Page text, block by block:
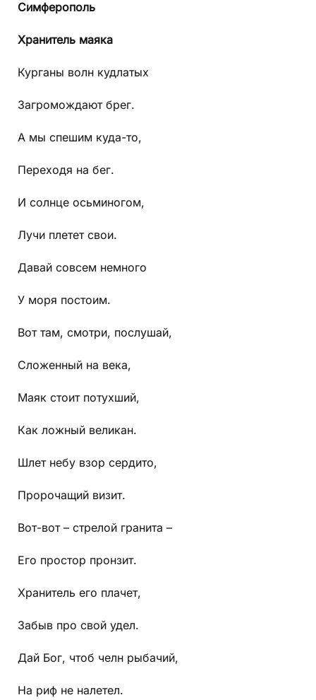
Симферополь
Хранитель маяка
Курганы волн кудлатых
Загромождают брег.
А мы спешим куда-то,
Переходя на бег.
И солнце осьминогом,
Лучи плетет свои.
Давай совсем немного
У моря постоим.
Вот там, смотри, послушай,
Сложенный на века,
Маяк стоит потухший,
Как ложный великан.
Шлет небу взор сердито,
Пророчащий визит.
Вот-вот – стрелой гранита –
Его простор пронзит.
Хранитель его плачет,
Забыв про свой удел.
Дай Бог, чтоб челн рыбачий,
На риф не налетел.